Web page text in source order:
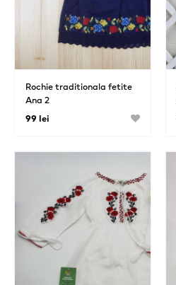
Rochie traditionala fetite
Ana 2
99 lei